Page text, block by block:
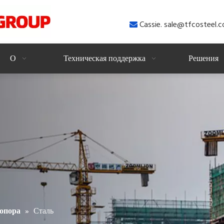
 Cassie.
О Техническая поддержка Решения
» Сталь